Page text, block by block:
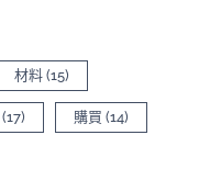
材料 (15)
(17) 購買 (14)